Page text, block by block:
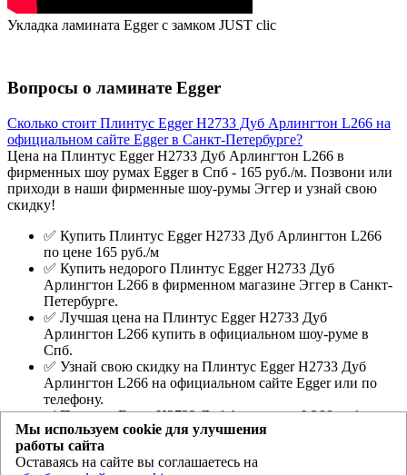
Укладка ламината Egger с замком JUST clic
Вопросы о ламинате Egger
Сколько стоит Плинтус Egger Н2733 Дуб Арлингтон L266 на
официальном сайте Egger в Санкт-Петербурге?
Цена на Плинтус Egger Н2733 Дуб Арлингтон L266 в
фирменных шоу румах Egger в Спб - 165 руб./м. Позвони или
приходи в наши фирменные шоу-румы Эггер и узнай свою
скидку!
✅ Купить Плинтус Egger Н2733 Дуб Арлингтон L266
по цене 165 руб./м
✅ Купить недорого Плинтус Egger Н2733 Дуб
Арлингтон L266 в фирменном магазине Эггер в Санкт-
Петербурге.
✅ Лучшая цена на Плинтус Egger Н2733 Дуб
Арлингтон L266 купить в официальном шоу-руме в
Спб.
✅ Узнай свою скидку на Плинтус Egger Н2733 Дуб
Арлингтон L266 на официальном сайте Egger или по
телефону.
✅ Плинтус Egger Н2733 Дуб Арлингтон L266 - образцы
во всех официальных фирменных магазинах Еггер.
Egger.spb.ru - магазин ламината Эггер и Ever Sense в Санкт-
Мы используем cookie для улучшения
работы сайта
Оставаясь на сайте вы соглашаетесь на